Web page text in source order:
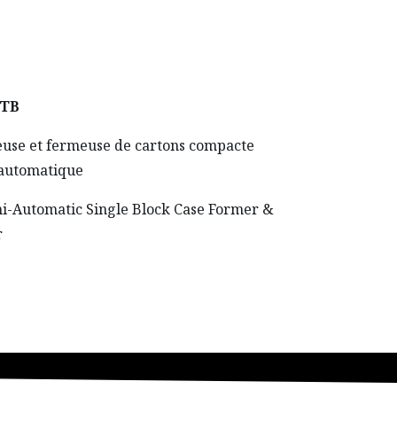
et fermeuse de cartons compacte